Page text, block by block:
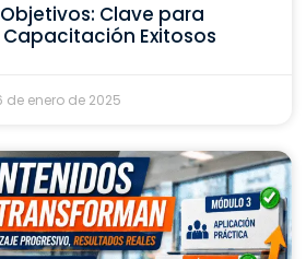
Clave para
Exitosos
de enero de 2025